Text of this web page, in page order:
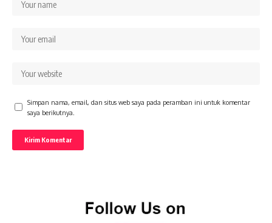
Simpan nama, email, dan situs web saya pada peramban ini untuk komentar
saya berikutnya.